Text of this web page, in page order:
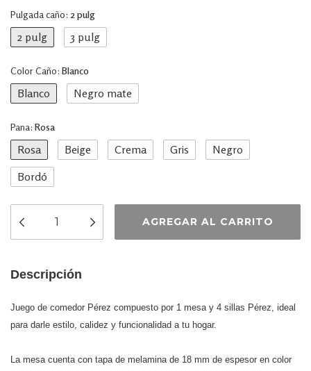
Pulgada caño: 2 pulg
2 pulg 3 pulg
Color Caño: Blanco
Blanco Negro mate
Pana: Rosa
Rosa Beige Crema Gris
Negro
Bordó
Descripción
Juego de comedor Pérez compuesto por 1 mesa y 4 sillas Pérez, ideal
para darle estilo, calidez y funcionalidad a tu hogar.
La mesa cuenta con tapa de melamina de 18 mm de espesor en color